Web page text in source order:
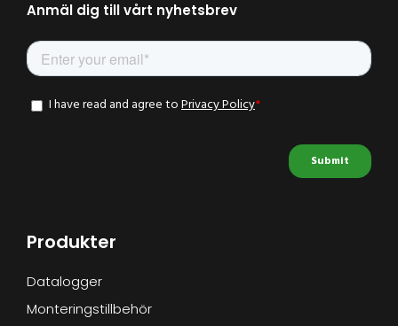
Anmäl dig till vårt nyhetsbrev
Produkter
Datalogger
Monteringstillbehör